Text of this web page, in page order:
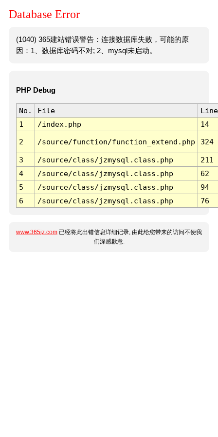
Database Error
(1040) 365建站错误警告：连接数据库失败，可能的原
因：1、数据库密码不对; 2、mysql未启动。
PHP Debug
No. File
Line
1
/index.php 14
2 /source/function/function_extend.php 324
3 /source/class/jzmysql.class.php
211
4
/source/class/jzmysql.class.php
62
5
/source/class/jzmysql.class.php
94
6
/source/class/jzmysql.class.php 76
www.365jz.com 已经将此出错信息详细记录, 由此给您带来的访问不便我
们深感歉意.